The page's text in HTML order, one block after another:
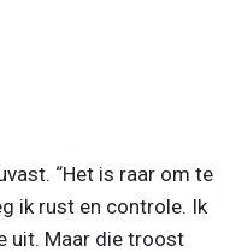
“Het is raar om te
ik rust en controle. Ik
uit. Maar die troost